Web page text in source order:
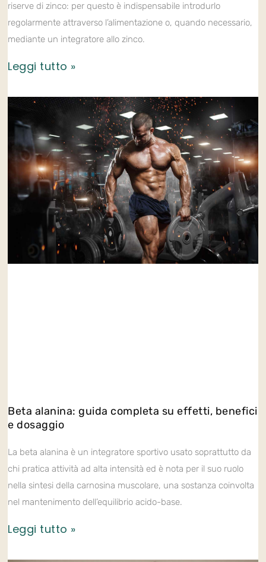
riserve di zinco: per questo è indispensabile introdurlo
regolarmente attraverso l’alimentazione o, quando necessario,
mediante un integratore allo zinco.
Leggi tutto »
Beta alanina: guida completa su effetti, benefici
e dosaggio
La beta alanina è un integratore sportivo usato soprattutto da
chi pratica attività ad alta intensità ed è nota per il suo ruolo
nella sintesi della carnosina muscolare, una sostanza coinvolta
nel mantenimento dell’equilibrio acido-base.
Leggi tutto »